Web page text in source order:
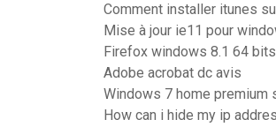
Comment installer itunes
Mise à jour ie11 pour
Firefox windows 8.1 64 bits
Adobe acrobat dc avis
Windows 7 home
How can i hide my ip